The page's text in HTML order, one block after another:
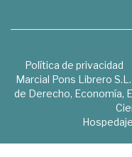
Política de privacidad
Marcial Pons Librero
de Derecho, Economía,